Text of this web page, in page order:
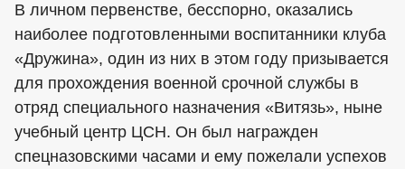
В личном первенстве, бесспорно, оказались
наиболее подготовленными воспитанники клуба
«Дружина», один из них в этом году призывается
для прохождения военной срочной службы в
отряд специального назначения «Витязь», ныне
учебный центр ЦСН. Он был награжден
спецназовскими часами и ему пожелали успехов